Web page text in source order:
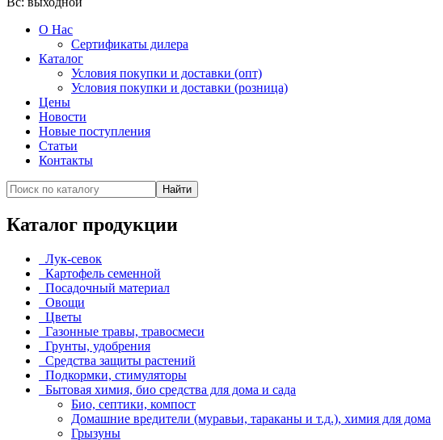
О Нас
Сертификаты дилера
Каталог
Условия покупки и доставки (опт)
Условия покупки и доставки (розница)
Цены
Новости
Новые поступления
Статьи
Контакты
Каталог продукции
Лук-севок
Картофель семенной
Посадочный материал
Овощи
Цветы
Газонные травы, травосмеси
Грунты, удобрения
Средства защиты растений
Подкормки, стимуляторы
Бытовая химия, био средства для дома и сада
Био, септики, компост
Домашние вредители (муравьи, тараканы и т.д.), химия для дома
Грызуны